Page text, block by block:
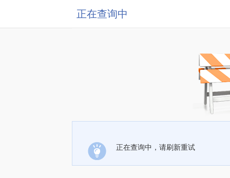
正在查询中
正在查询中，请刷新重试